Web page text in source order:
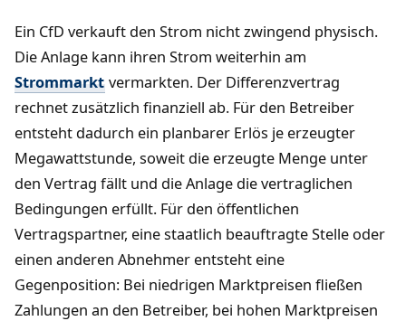
Ein CfD verkauft den Strom nicht zwingend physisch.
Die Anlage kann ihren Strom weiterhin am
Strommarkt vermarkten. Der Differenzvertrag
rechnet zusätzlich finanziell ab. Für den Betreiber
entsteht dadurch ein planbarer Erlös je erzeugter
Megawattstunde, soweit die erzeugte Menge unter
den Vertrag fällt und die Anlage die vertraglichen
Bedingungen erfüllt. Für den öffentlichen
Vertragspartner, eine staatlich beauftragte Stelle oder
einen anderen Abnehmer entsteht eine
Gegenposition: Bei niedrigen Marktpreisen fließen
Zahlungen an den Betreiber, bei hohen Marktpreisen